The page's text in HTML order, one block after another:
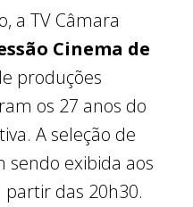
a TV Câmara
Cinema de
produções
os 27 anos do
A seleção de
sendo exibida aos
partir das 20h30.